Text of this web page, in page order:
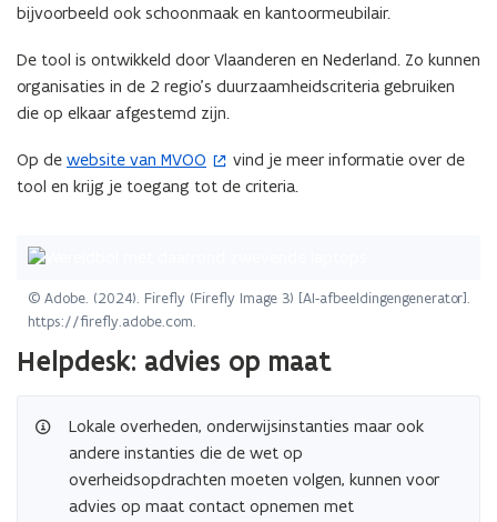
© Adobe. (2024). Firefly (Firefly Image 3) [AI-afbeeldingengenerator].
https://firefly.adobe.com.
n
e
u
w
t
r
bijvoorbeeld ook schoonmaak en kantoormeubilair.
De tool is ontwikkeld door Vlaanderen en Nederland. Zo kunnen
organisaties in de 2 regio’s duurzaamheidscriteria gebruiken
die op elkaar afgestemd zijn.
Op de website van MVOO
(
o
t
i
n
e
u
w
v
vind je meer informatie over de
tool en krijg je toegang tot de criteria.
Helpdesk: advies op maat
Lokale overheden, onderwijsinstanties maar ook
andere instanties die de wet op
overheidsopdrachten moeten volgen, kunnen voor
advies op maat contact opnemen met